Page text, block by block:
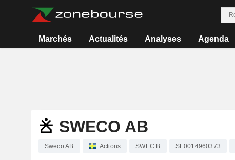
Marchés Actualités Analyses Agenda
SWECO AB
Sweco AB Actions SWEC B SE0014960373